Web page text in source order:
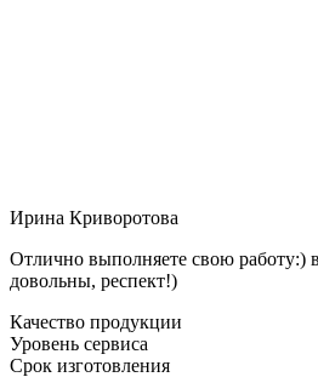
Ирина Криворотова
Отлично выполняете свою работу:)
довольны, респект!)
Качество продукции
Уровень сервиса
Срок изготовления